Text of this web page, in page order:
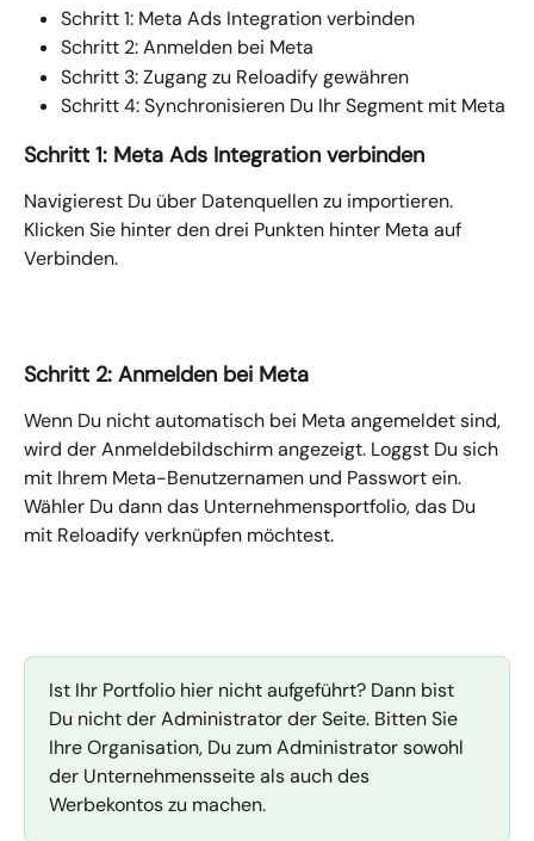
Schritt 1: Meta Ads Integration verbinden
Schritt 2: Anmelden bei Meta
Schritt 3: Zugang zu Reloadify gewähren
Schritt 4: Synchronisieren Du Ihr Segment mit Meta
Schritt 1: Meta Ads Integration verbinden
Navigierest Du über Datenquellen zu importieren.
Klicken Sie hinter den drei Punkten hinter Meta auf
Verbinden.
Schritt 2: Anmelden bei Meta
Wenn Du nicht automatisch bei Meta angemeldet sind,
wird der Anmeldebildschirm angezeigt. Loggst Du sich
mit Ihrem Meta-Benutzernamen und Passwort ein.
Wähler Du dann das Unternehmensportfolio, das Du
mit Reloadify verknüpfen möchtest.
Ist Ihr Portfolio hier nicht aufgeführt? Dann bist
Du nicht der Administrator der Seite. Bitten Sie
Ihre Organisation, Du zum Administrator sowohl
der Unternehmensseite als auch des
Werbekontos zu machen.